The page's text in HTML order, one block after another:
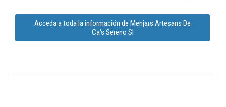
Acceda a toda la información de Menjars Artesans De
Ca's Sereno Sl